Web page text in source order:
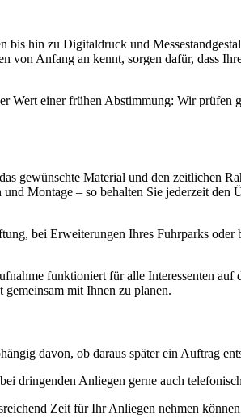
bis hin zu Digitaldruck und
Anfang an kennt, sorgen dafür, dass
Wert einer frühen Abstimmung: Wir
gewünschte Material und den zeitlichen
Montage – so behalten Sie jederzeit
bei Erweiterungen Ihres Fuhrparks oder
funktioniert für alle Interessenten
mit Ihnen zu planen.
davon, ob daraus später ein Auftrag
dringenden Anliegen gerne auch
Zeit für Ihr Anliegen nehmen